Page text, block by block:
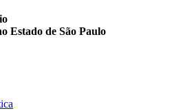
Estado de São Paulo